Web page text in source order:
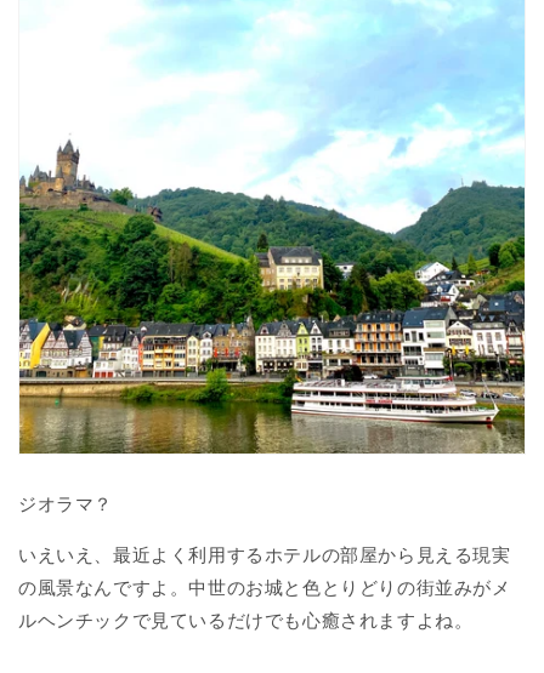
ジオラマ？
いえいえ、最近よく利用するホテルの部屋から見える現実
の風景なんですよ。中世のお城と色とりどりの街並みがメ
ルヘンチックで見ているだけでも心癒されますよね。